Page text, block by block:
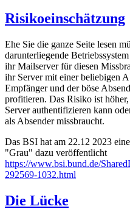
Risikoeinschätzung
Ehe Sie die ganze Seite lesen
darunterliegende
ihr Mailserver für diesen
ihr Server mit einer beliebigen
Empfänger und der böse
profitieren. Das Risiko ist
Server authentifizieren kann
als Absender missbraucht.
Das BSI hat am 22.12 2023
"Grau" dazu veröffentlicht
https://www.bsi.bund.de/
292569-1032.html
Die Lücke